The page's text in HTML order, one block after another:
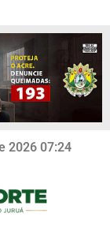
2026 07:24